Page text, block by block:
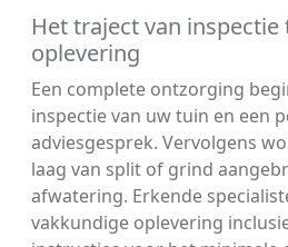
Het traject van inspectie
oplevering
Een complete ontzorging
inspectie van uw tuin en een
adviesgesprek. Vervolgens
laag van split of grind
afwatering. Erkende
vakkundige oplevering